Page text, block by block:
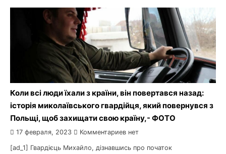
Коли всі люди їхали з країни, він повертався назад:
історія миколаївського гвардійця, який повернувся з
Польщі, щоб захищати свою країну,- ФОТО
17 февраля, 2023 Комментариев нет
[ad_1] Гвардієць Михайло, дізнавшись про початок